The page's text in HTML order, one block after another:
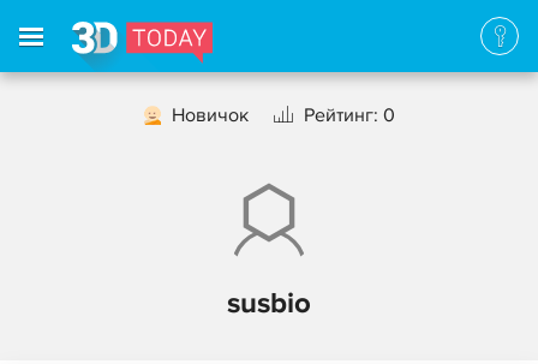
Новичок Рейтинг: 0
susbio